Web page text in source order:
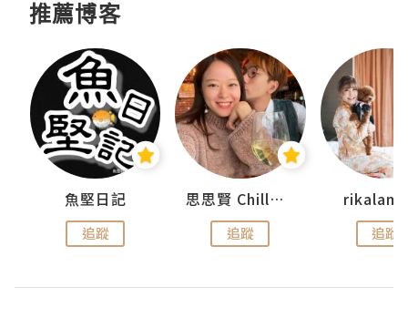
推薦博客
魚堅日記
追蹤
思思賢 ChillMyBabe
追蹤 追蹤